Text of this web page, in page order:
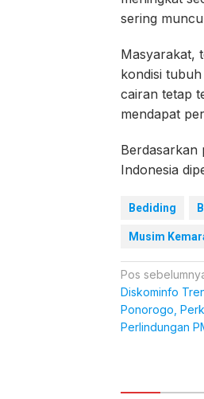
sering
Masyarakat,
kondisi
cairan tetap
mendapat
Berdasarkan
Indonesia
Bediding
Musim
Navigasi
pos
Pos
Diskominfo
Ponorogo,
Perlindungan
Komentar